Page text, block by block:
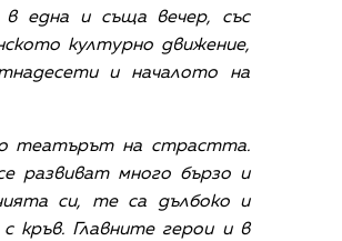
в една и съща вечер, със
културно движение,
и началото на
театърът на страстта.
развиват много бързо и
си, те са дълбоко и
кръв. Главните герои и в